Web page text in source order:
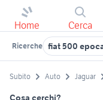
Home Cerca
Ricerche fiat 500
Subito Auto Jaguar
Cosa cerchi?